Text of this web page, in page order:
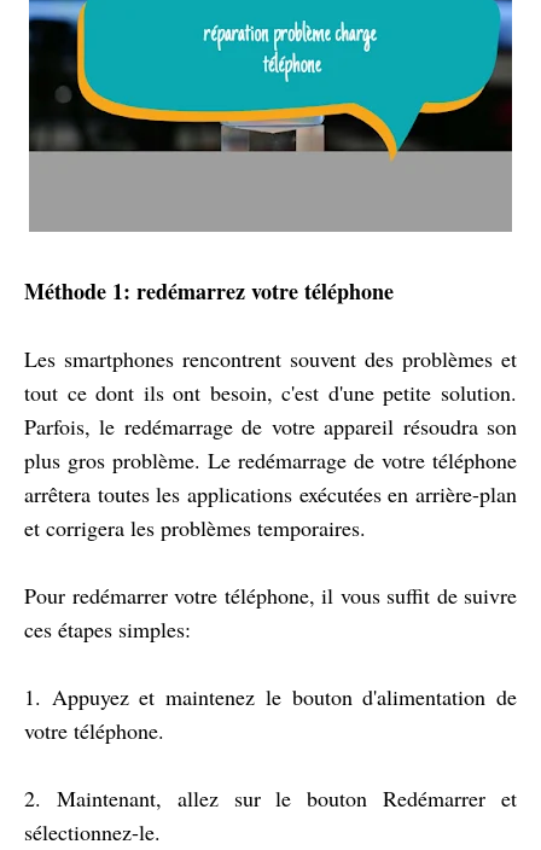
Méthode 1: redémarrez votre téléphone
Les smartphones rencontrent souvent des problèmes et
tout ce dont ils ont besoin, c'est d'une petite solution.
Parfois, le redémarrage de votre appareil résoudra son
plus gros problème. Le redémarrage de votre téléphone
arrêtera toutes les applications exécutées en arrière-plan
et corrigera les problèmes temporaires.
Pour redémarrer votre téléphone, il vous suffit de suivre
ces étapes simples:
1. Appuyez et maintenez le bouton d'alimentation de
votre téléphone.
2. Maintenant, allez sur le bouton Redémarrer et
sélectionnez-le.